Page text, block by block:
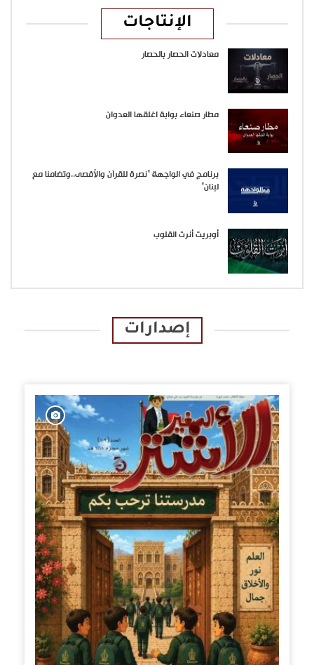
الإنتاجات
معادلات الحصار بالحصار
مطار صنعاء بوابة اغلقها العدوان
برنامج في الواجهة “نصرة للقرآن والأقصى..وتضامنا مع
لبنان”
أوبريت أنرت القلوب
إصدارات